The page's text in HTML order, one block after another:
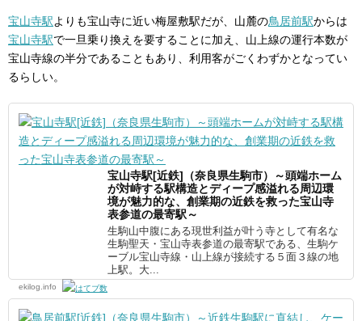
宝山寺駅よりも宝山寺に近い梅屋敷駅だが、山麓の鳥居前駅からは
宝山寺駅で一旦乗り換えを要することに加え、山上線の運行本数が
宝山寺線の半分であることもあり、利用客がごくわずかとなってい
るらしい。
宝山寺駅[近鉄]（奈良県生駒市）～頭端ホーム
が対峙する駅構造とディープ感溢れる周辺環
境が魅力的な、創業期の近鉄を救った宝山寺
表参道の最寄駅～
生駒山中腹にある現世利益が叶う寺として有名な
生駒聖天・宝山寺表参道の最寄駅である、生駒ケ
ーブル宝山寺線・山上線が接続する５面３線の地
上駅。大...
ekilog.info